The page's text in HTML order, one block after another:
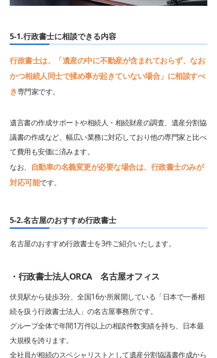
5-1.行政書士に相談できる内容
行政書士は、「遺産の中に不動産が含まれておらず、なお
かつ相続人同士で揉め事が起きていない場合」に相談すべ
き専門家です。
遺言書の作成サポートや相続人・相続財産の調査、遺産分割協
議書の作成など、幅広い業務に対応しており他の専門家と比べ
て費用も安価に済みます。
なお、
自動車の名義変更が必要な場合は、行政書士のみが
対応可能です。
5-2.名古屋のおすすめ行政書士
名古屋のおすすめ行政書士を3件ご紹介いたします。
・行政書士法人ORCA 名古屋オフィス
伏見駅から徒歩3分、全国16か所展開している「日本で一番相
続を扱う行政書士法人」の名古屋事務所です。
グループ全体で年間1万件以上の相談件数実績を持ち、日本最
大規模を誇ります。
全社員が相続のスペシャリストとして遺産分割協議書作成から